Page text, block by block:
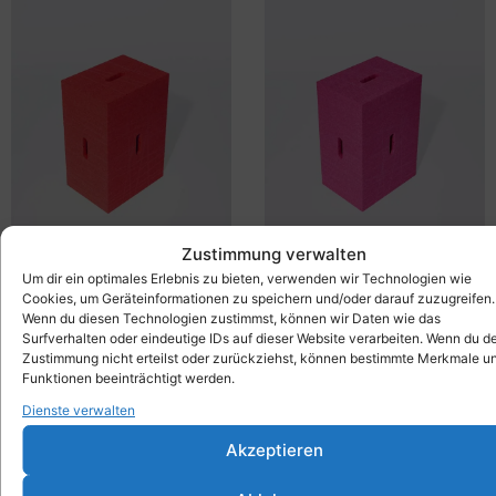
Zustimmung verwalten
Um dir ein optimales Erlebnis zu bieten, verwenden wir Technologien wie
Cookies, um Geräteinformationen zu speichern und/oder darauf zuzugreifen.
Wenn du diesen Technologien zustimmst, können wir Daten wie das
Surfverhalten oder eindeutige IDs auf dieser Website verarbeiten. Wenn du
Zustimmung nicht erteilst oder zurückziehst, können bestimmte Merkmale
Funktionen beeinträchtigt werden.
Dienste verwalten
Akzeptieren
Xbrick® magenta
199,00€ inkl. MwSt.